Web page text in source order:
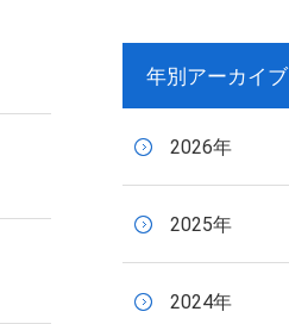
年別アーカイブ
2026年
2025年
2024年